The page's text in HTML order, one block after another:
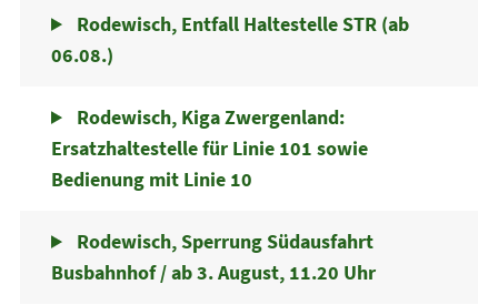
Rodewisch, Entfall Haltestelle STR (ab
06.08.)
Rodewisch, Kiga Zwergenland:
Ersatzhaltestelle für Linie 101 sowie
Bedienung mit Linie 10
Rodewisch, Sperrung Südausfahrt
Busbahnhof / ab 3. August, 11.20 Uhr